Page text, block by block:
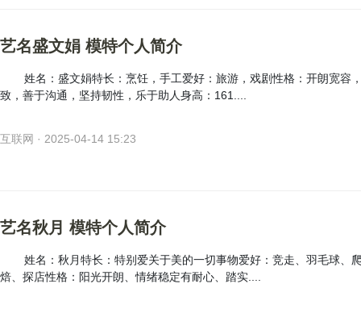
艺名盛文娟 模特个人简介
姓名：盛文娟特长：烹饪，手工爱好：旅游，戏剧性格：开朗宽容
致，善于沟通，坚持韧性，乐于助人身高：161....
互联网 · 2025-04-14 15:23
艺名秋月 模特个人简介
姓名：秋月特长：特别爱关于美的一切事物爱好：竞走、羽毛球、
焙、探店性格：阳光开朗、情绪稳定有耐心、踏实....